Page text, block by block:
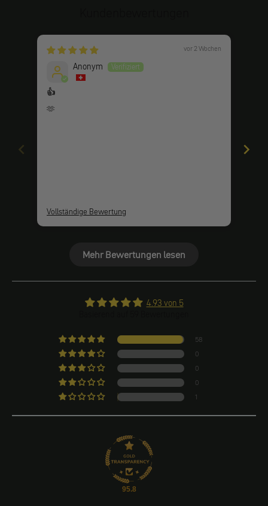
vor 2 Wochen
Anonym
👍
🫶
Vollständige Bewertung
Mehr Bewertungen lesen
4.93 von 5
58
0
0
0
1
95.8